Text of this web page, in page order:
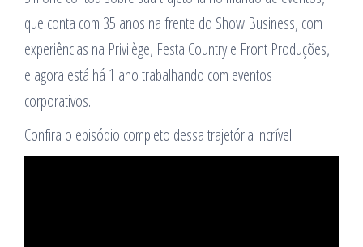
que conta com 35 anos na frente do Show Business, com
experiências na Privilège, Festa Country e Front Produções,
e agora está há 1 ano trabalhando com eventos
corporativos.
Confira o episódio completo dessa trajetória incrível: